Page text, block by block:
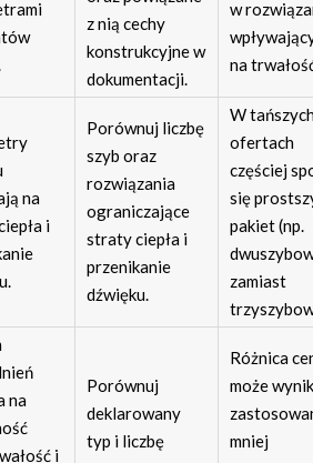
z nią cechy
konstrukcyjne w
dokumentacji.
w
na
na
i
Porównuj liczbę
szyb oraz
rozwiązania
ograniczające
straty ciepła i
przenikanie
dźwięku.
W
ofertach
częściej
się
pakiet (np.
zamiast
na
i
Porównuj
deklarowany
typ i liczbę
Różnica
może
mniej